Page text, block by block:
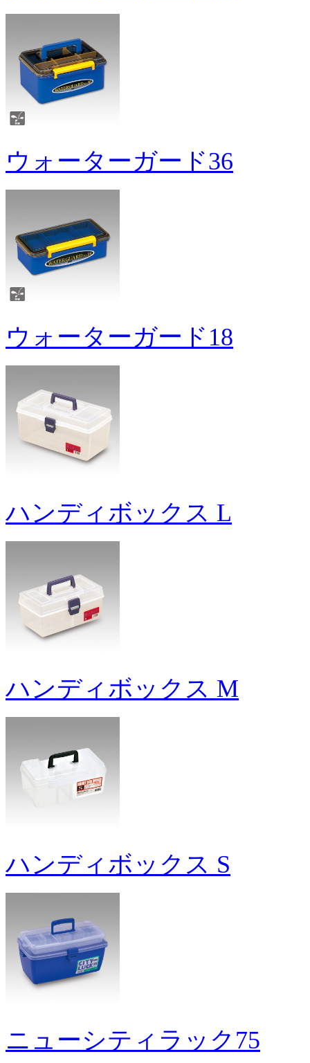
ウォーターガード36
ウォーターガード18
ハンディボックス L
ハンディボックス M
ハンディボックス S
ニューシティラック75